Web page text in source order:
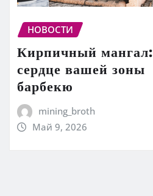
НОВОСТИ
Кирпичный мангал:
сердце вашей зоны
барбекю
mining_broth
Май 9, 2026